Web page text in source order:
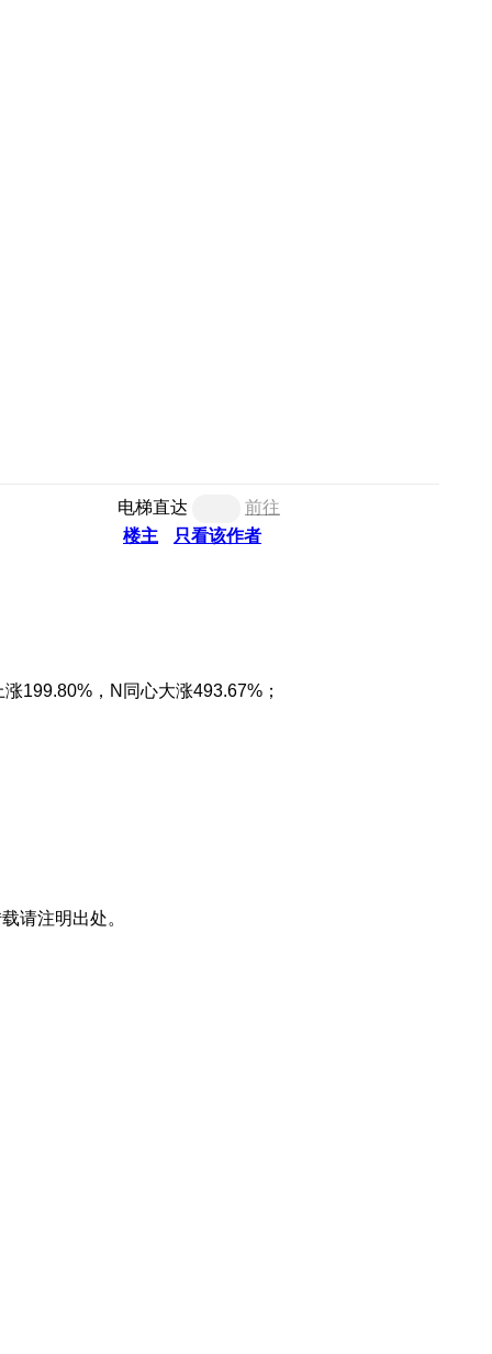
电梯直达
前往
楼主
只看该作者
199.80%，N同心大涨493.67%；
请注明出处。